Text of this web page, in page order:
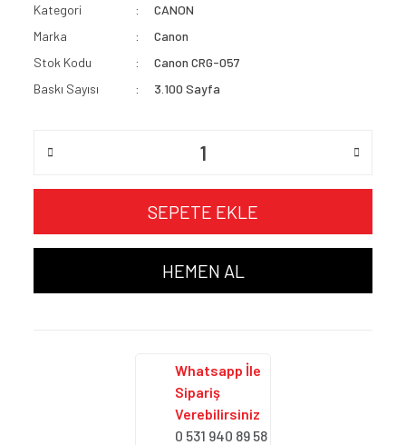
Kategori
CANON
Marka
Canon
Stok Kodu
Canon CRG-057
Baskı Sayısı
3.100 Sayfa
SEPETE EKLE
HEMEN AL
Whatsapp İle
Sipariş
Verebilirsiniz
0 531 940 89 58